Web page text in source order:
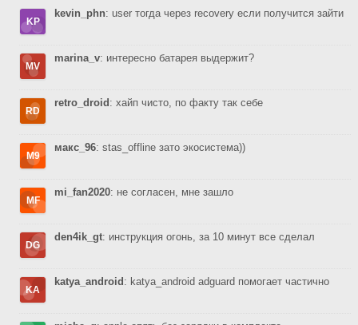
kevin_phn: user тогда через recovery если получится зайти
marina_v: интересно батарея выдержит?
retro_droid: хайп чисто, по факту так себе
макс_96: stas_offline зато экосистема))
mi_fan2020: не согласен, мне зашло
den4ik_gt: инструкция огонь, за 10 минут все сделал
katya_android: katya_android adguard помогает частично